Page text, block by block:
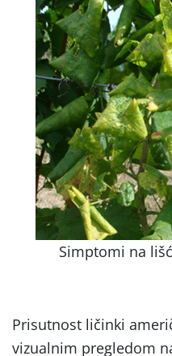
Simptomi na
Prisutnost ličinki
vizualnim pregledom